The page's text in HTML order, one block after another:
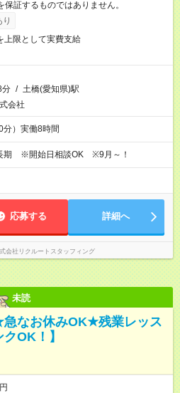
証するものではありません。
上限として実費支給
分 / 土橋(愛知県)駅
会社
）実働8時間
期 ※開始日相談OK ※9月～！
応募する 詳細へ
会社リクルートスタッフィング
未読
急なお休みOK★残業レッス
OK！】